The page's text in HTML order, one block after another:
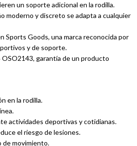
un soporte adicional en la rodilla.
moderno y discreto se adapta a cualquier
Sports Goods, una marca reconocida por
y de soporte.
OSO2143, garantía de un producto
en la rodilla.
actividades deportivas y cotidianas.
el riesgo de lesiones.
de movimiento.